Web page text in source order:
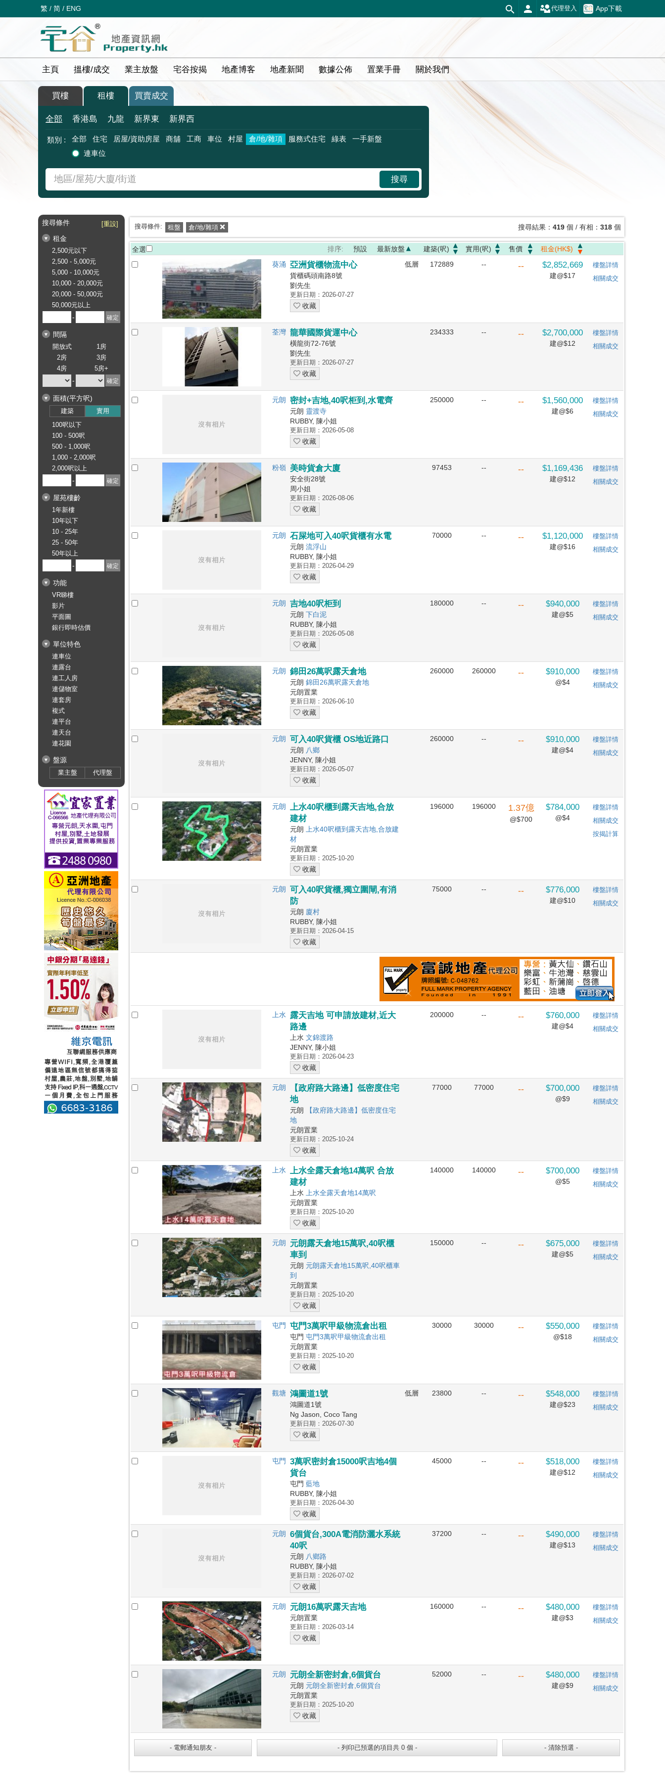
繁 / 简 / ENG App下載
代理登入
主頁 搵樓/成交 業主放盤 宅谷按揭 地產博客 地產新聞 數據公佈 置業手冊 關於我們
買樓 租樓 買賣成交
全部 香港島 九龍 新界東 新界西
類別 : 全部 住宅 居屋/資助房屋 商舖 工商 車位 村屋 倉/地/雜項 服務式住宅 綠表
一手新盤
連車位
搜尋
搜尋條件 [重設]
租金
2,500元以下
2,500 - 5,000元
5,000 - 10,000元
10,000 - 20,000元
20,000 - 50,000元
50,000元以上
-
間隔
開放式
1房
2房
3房
4房
5房+
-
面積(平方呎)
建築
實用
100呎以下
100 - 500呎
500 - 1,000呎
1,000 - 2,000呎
2,000呎以上
-
屋苑樓齡
1年新樓
10年以下
10 - 25年
25 - 50年
50年以上
-
功能
VR睇樓
影片
平面圖
銀行即時估價
單位特色
連車位
連露台
連工人房
連儲物室
連套房
複式
連平台
連天台
連花園
盤源
業主盤 代理盤
搜尋條件: 租盤 倉/地/雜項 搜尋結果： 419 個 / 有相： 318 個
全選 排序: 預設 最新放盤 建築(呎) 實用(呎) 售價
租金(HK$)
葵涌 亞洲貨櫃物流中心
貨櫃碼頭南路8號
劉先生
更新日期：2026-07-27
收藏
低層 172889 -- -- $2,852,669
建@$17
樓盤詳情
相關成交
荃灣 龍華國際貨運中心
橫龍街72-76號
劉先生
更新日期：2026-07-27
收藏
234333 -- -- $2,700,000
建@$12
樓盤詳情
相關成交
元朗 密封+吉地,40呎柜到,水電齊
元朗 靈渡寺
RUBBY, 陳小姐
更新日期：2026-05-08
收藏
250000 -- -- $1,560,000
建@$6
樓盤詳情
相關成交
粉嶺 美時貨倉大廈
安全街28號
周小姐
更新日期：2026-08-06
收藏
97453 -- -- $1,169,436
建@$12
樓盤詳情
相關成交
元朗 石屎地可入40呎貨櫃有水電
元朗 流浮山
RUBBY, 陳小姐
更新日期：2026-04-29
收藏
70000 -- -- $1,120,000
建@$16
樓盤詳情
相關成交
元朗 吉地40呎柜到
元朗 下白泥
RUBBY, 陳小姐
更新日期：2026-05-08
收藏
180000 -- -- $940,000
建@$5
樓盤詳情
相關成交
元朗 錦田26萬呎露天倉地
元朗 錦田26萬呎露天倉地
元朗置業
更新日期：2026-06-10
收藏
260000 260000 -- $910,000
@$4
樓盤詳情
相關成交
元朗 可入40呎貨櫃 OS地近路口
元朗 八鄉
JENNY, 陳小姐
更新日期：2026-05-07
收藏
260000 -- -- $910,000
建@$4
樓盤詳情
相關成交
元朗
上水40呎櫃到露天吉地,合放
建材
元朗
上水40呎櫃到露天吉地,合放建
材
元朗置業
更新日期：2025-10-20
收藏
196000 196000 1.37億
@$700
$784,000
@$4
樓盤詳情
相關成交
按揭計算
元朗 可入40呎貨櫃,獨立圍閘,有消
防
元朗 廈村
RUBBY, 陳小姐
更新日期：2026-04-15
收藏
75000 -- -- $776,000
建@$10
樓盤詳情
相關成交
上水
露天吉地 可申請放建材,近大
路邊
上水 文錦渡路
JENNY, 陳小姐
更新日期：2026-04-23
收藏
200000 -- -- $760,000
建@$4
樓盤詳情
相關成交
元朗
【政府路大路邊】低密度住宅
地
元朗
【政府路大路邊】低密度住宅
地
元朗置業
更新日期：2025-10-24
收藏
77000 77000 -- $700,000
@$9
樓盤詳情
相關成交
上水
上水全露天倉地14萬呎 合放
建材
上水
上水全露天倉地14萬呎
元朗置業
更新日期：2025-10-20
收藏
140000 140000 -- $700,000
@$5
樓盤詳情
相關成交
元朗
元朗露天倉地15萬呎,40呎櫃
車到
元朗 元朗露天倉地15萬呎,40呎櫃車
到
元朗置業
更新日期：2025-10-20
收藏
150000 -- -- $675,000
建@$5
樓盤詳情
相關成交
屯門 屯門3萬呎甲級物流倉出租
屯門 屯門3萬呎甲級物流倉出租
元朗置業
更新日期：2025-10-20
收藏
30000 30000 -- $550,000
@$18
樓盤詳情
相關成交
觀塘 鴻圖道1號
鴻圖道1號
Ng Jason, Coco Tang
更新日期：2026-07-30
收藏
低層 23800 -- -- $548,000
建@$23
樓盤詳情
相關成交
屯門
3萬呎密封倉15000呎吉地4個
貨台
屯門 藍地
RUBBY, 陳小姐
更新日期：2026-04-30
收藏
45000 -- -- $518,000
建@$12
樓盤詳情
相關成交
元朗 6個貨台,300A電消防灑水系統
40呎
元朗 八鄉路
RUBBY, 陳小姐
更新日期：2026-07-02
收藏
37200 -- -- $490,000
建@$13
樓盤詳情
相關成交
元朗 元朗16萬呎露天吉地
元朗置業
更新日期：2026-03-14
收藏
160000 -- -- $480,000
建@$3
樓盤詳情
相關成交
元朗 元朗全新密封倉,6個貨台
元朗 元朗全新密封倉,6個貨台
元朗置業
更新日期：2025-10-20
收藏
52000 -- -- $480,000
建@$9
樓盤詳情
相關成交